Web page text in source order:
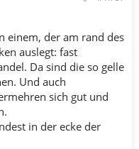
einem, der am rand des
auslegt: fast
Da sind die so gelle
Und auch
sich gut und
in der ecke der